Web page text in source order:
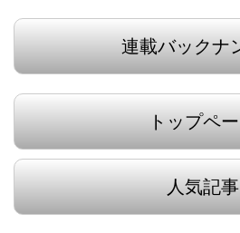
連載バックナ
トップペ
人気記事